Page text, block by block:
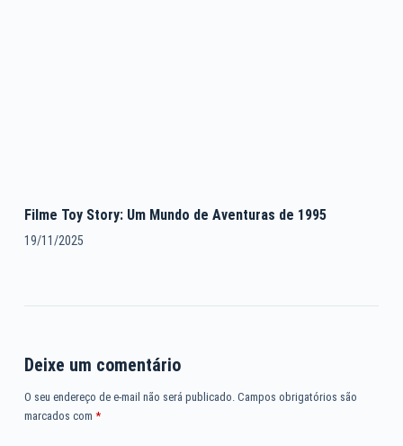
Filme Toy Story: Um Mundo de Aventuras de 1995
19/11/2025
Deixe um comentário
O seu endereço de e-mail não será publicado. Campos obrigatórios são
marcados com *